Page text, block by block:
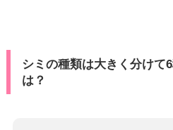
シミの種類は大きく分けて
は？